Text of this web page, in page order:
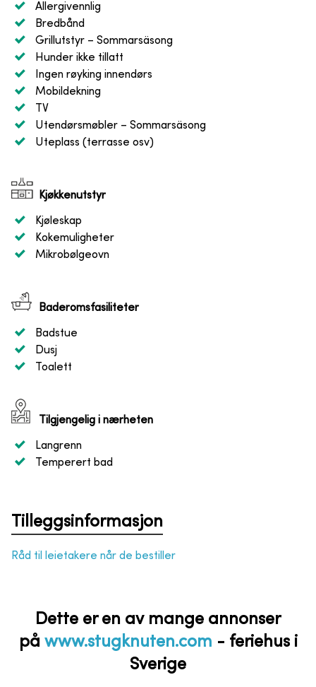
Allergivennlig
Bredbånd
Grillutstyr – Sommarsäsong
Hunder ikke tillatt
Ingen røyking innendørs
Mobildekning
TV
Utendørsmøbler – Sommarsäsong
Uteplass (terrasse osv)
Kjøkkenutstyr
Kjøleskap
Kokemuligheter
Mikrobølgeovn
Baderomsfasiliteter
Badstue
Dusj
Toalett
Tilgjengelig i nærheten
Langrenn
Temperert bad
Tilleggsinformasjon
Råd til leietakere når de bestiller
Dette er en av mange annonser
på www.stugknuten.com - feriehus i
Sverige